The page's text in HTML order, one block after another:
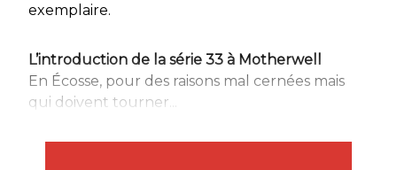
exemplaire.
L’introduction de la série 33 à Motherwell
En Écosse, pour des raisons mal cernées mais
qui doivent tourner...